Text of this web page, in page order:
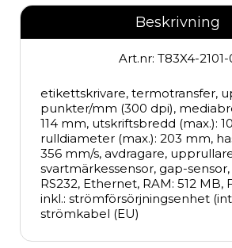
Beskrivning
Art.nr: T83X4-2101-
etikettskrivare, termotransfer,
punkter/mm (300 dpi),
114 mm, utskriftsbredd (max.):
rulldiameter (max.): 203 mm,
356 mm/s, avdragare,
svartmärkessensor, gap-sensor,
RS232, Ethernet, RAM: 512 MB,
inkl.: strömförsörjningsenhet
strömkabel (EU)